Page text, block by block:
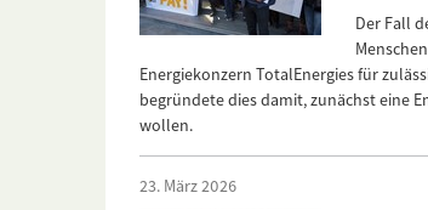
Der Fall
Energiekonzern TotalEnergies für
begründete dies damit, zunächst eine
wollen.
23. März 2026